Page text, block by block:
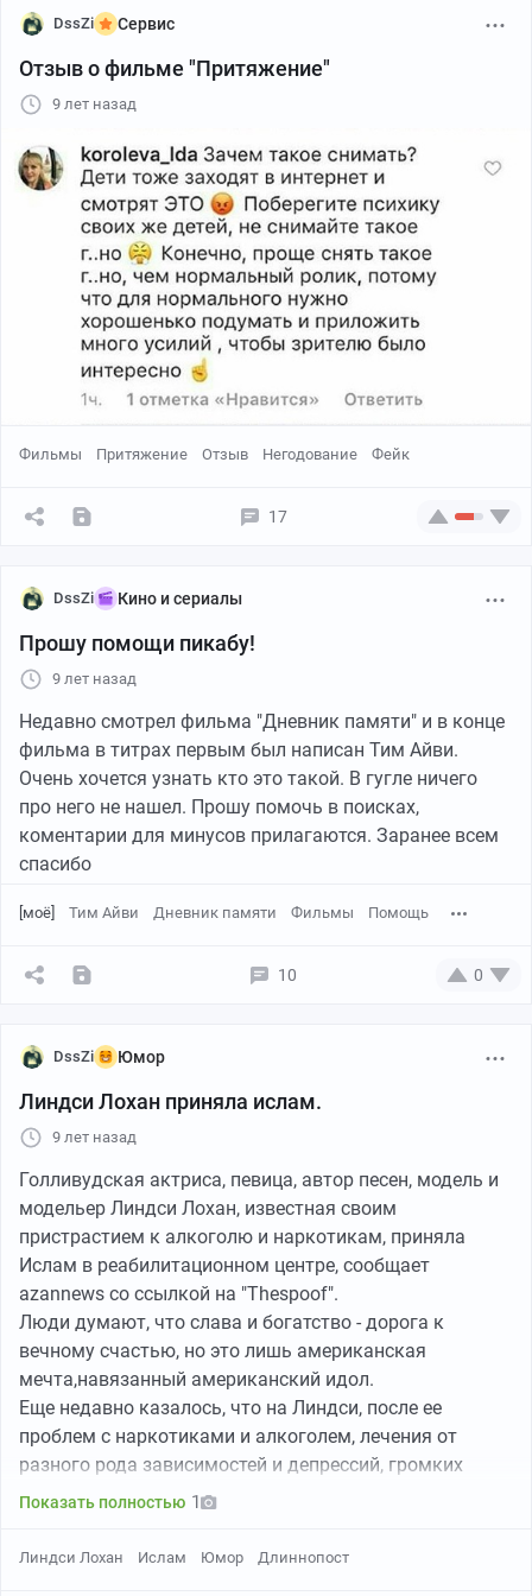
Для тех кто не понял, требуется фармацевт в аптеку
DssZi Сервис
Отзыв о фильме "Притяжение"
9 лет назад
Фильмы Притяжение Отзыв Негодование Фейк
17
DssZi Кино и сериалы
Прошу помощи пикабу!
9 лет назад
Недавно смотрел фильма "Дневник памяти" и в конце
фильма в титрах первым был написан Тим Айви.
Очень хочется узнать кто это такой. В гугле ничего
про него не нашел. Прошу помочь в поисках,
коментарии для минусов прилагаются. Заранее всем
спасибо
[моё] Тим Айви Дневник памяти Фильмы Помощь
10 0
DssZi Юмор
Линдси Лохан приняла ислам.
9 лет назад
Голливудская актриса, певица, автор песен, модель и
модельер Линдси Лохан, известная своим
пристрастием к алкоголю и наркотикам, приняла
Ислам в реабилитационном центре, сообщает
azannews со ссылкой на "Thespoof".
Люди думают, что слава и богатство - дорога к
вечному счастью, но это лишь американская
мечта,навязанный американский идол.
Еще недавно казалось, что на Линдси, после ее
проблем с наркотиками и алкоголем, лечения от
разного рода зависимостей и депрессий, громких
романов и расставаний, поставлен крест как на
карьера и репутация погублены навсегда. Однако,
Показать полностью 1
Линдси Лохан Ислам Юмор Длиннопост